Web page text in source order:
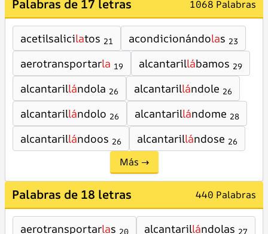
Palabras de 17 letras 1068 Palabras
acetilsalicilatos 21 acondicionándolas 23
aerotransportarla 19 alcantarillábamos 29
alcantarillándola 26 alcantarillándole 26
alcantarillándolo 26 alcantarillándome 28
alcantarillándoos 26 alcantarillándose 26
Más →
Palabras de 18 letras 440 Palabras
aerotransportarlas 20 alcantarillándolas 27